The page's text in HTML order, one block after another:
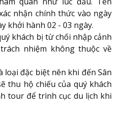
nhận chính thức vào ngày
khởi hành 02 - 03 ngày.
khách bị từ chối nhập cảnh
nhiệm không thuộc về
loại đặc biệt nên khi đến Sân
thu hộ chiếu của quý khách
tour để trình cục du lịch khi